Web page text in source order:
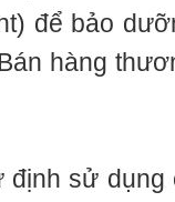
để bảo
hàng
định sử